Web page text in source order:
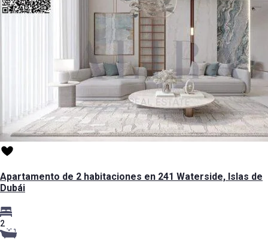
Apartamento de 2 habitaciones en 241 Waterside, Islas de
Dubái
2